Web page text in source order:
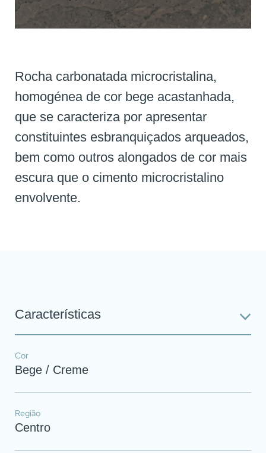
Rocha carbonatada microcristalina,
homogénea de cor bege acastanhada,
que se caracteriza por apresentar
constituintes esbranquiçados arqueados,
bem como outros alongados de cor mais
escura que o cimento microcristalino
envolvente.
Características
Cor
Bege / Creme
Região
Centro